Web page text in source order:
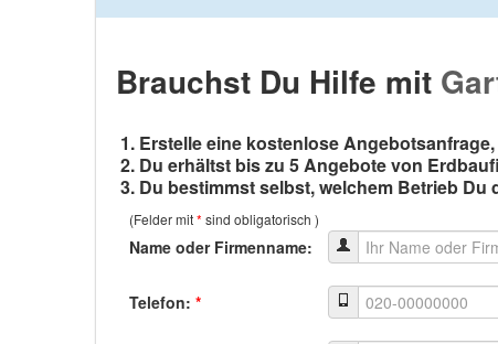
Brauchst Du Hilfe mit
Erstelle eine kostenlose
Du erhältst bis zu 5 Angebote von
Du bestimmst selbst, welchem Betrieb Du
(Felder mit* sind obligatorisch )
Name oder Firmenname:
Telefon: *